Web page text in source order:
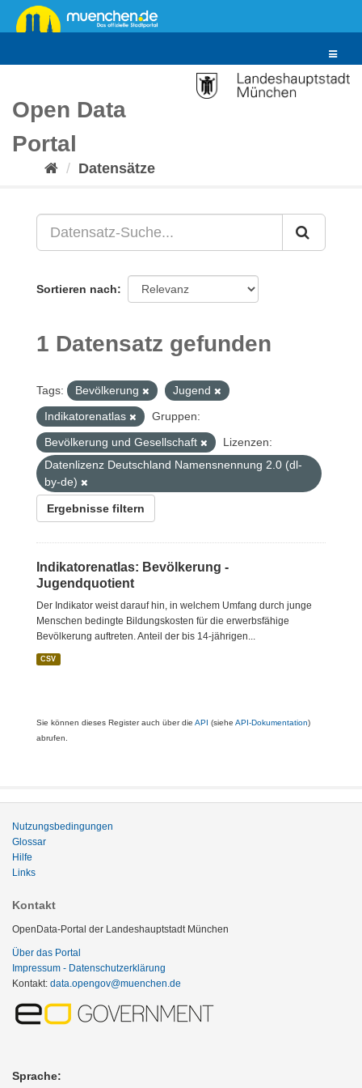
Überspringen
zum
Toggle
Open Data
Portal
Datensätze
Sortieren nach
1 Datensatz gefunden
Tags: Bevölkerung
Jugend
Indikatorenatlas
Gruppen:
Bevölkerung und Gesellschaft
Lizenzen:
Datenlizenz Deutschland Namensnennung 2.0 (dl-
by-de)
Ergebnisse filtern
Indikatorenatlas: Bevölkerung -
Jugendquotient
Der Indikator weist darauf hin, in welchem Umfang durch junge
Menschen bedingte Bildungskosten für die erwerbsfähige
Bevölkerung auftreten. Anteil der bis 14-jährigen...
CSV
Sie können dieses Register auch über die API (siehe API-Dokumentation)
abrufen.
Nutzungsbedingungen
Glossar
Hilfe
Links
Kontakt
OpenData-Portal der Landeshauptstadt München
Über das Portal
Impressum - Datenschutzerklärung
Kontakt: data.opengov@muenchen.de
Sprache